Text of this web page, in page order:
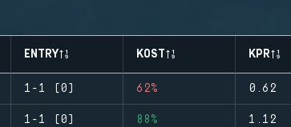
ENTRY KOST KPR
1-1 (0) 62% 0.62
1-1 (0) 88% 1.12